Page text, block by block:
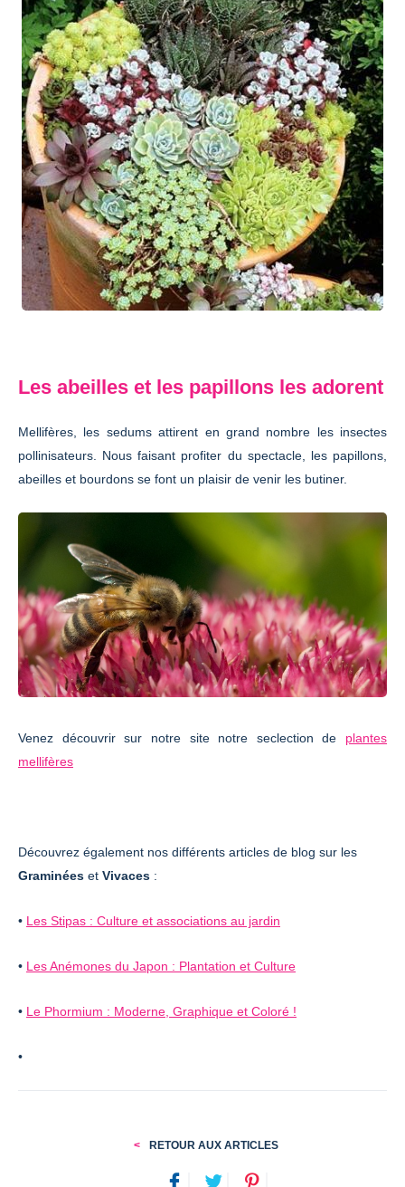
Les abeilles et les papillons les adorent
Mellifères, les sedums attirent en grand nombre les insectes
pollinisateurs. Nous faisant profiter du spectacle, les papillons,
abeilles et bourdons se font un plaisir de venir les butiner.
Venez découvrir sur notre site notre seclection de plantes
mellifères
Découvrez également nos différents articles de blog sur les
Graminées et Vivaces :
• Les Stipas : Culture et associations au jardin
• Les Anémones du Japon : Plantation et Culture
• Le Phormium : Moderne, Graphique et Coloré !
•
RETOUR AUX ARTICLES